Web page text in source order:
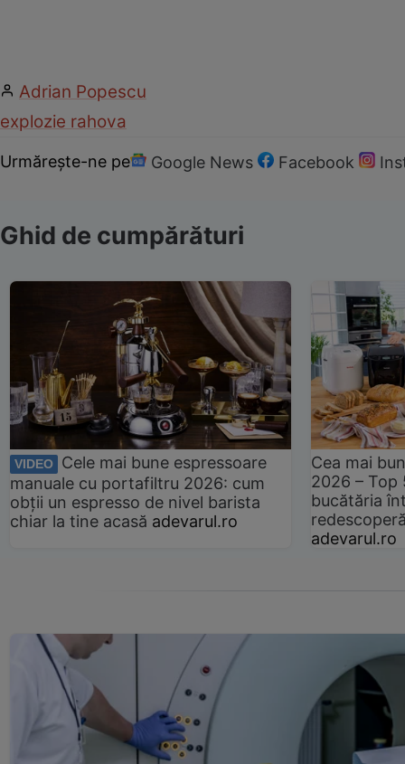
Adrian Popescu
explozie rahova
Urmărește-ne pe Google News Facebook
Ghid de cumpărături
VIDEO
Cele mai bune espressoare
manuale cu portafiltru 2026: cum
obții un espresso de nivel barista
chiar la tine acasă adevarul.ro
Cea mai
2026 –
bucătăria
adevarul.ro